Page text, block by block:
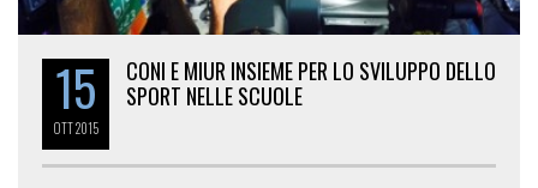
15
OTT2015
CONI E MIUR INSIEME PER LO SVILUPPO DELLO
SPORT NELLE SCUOLE